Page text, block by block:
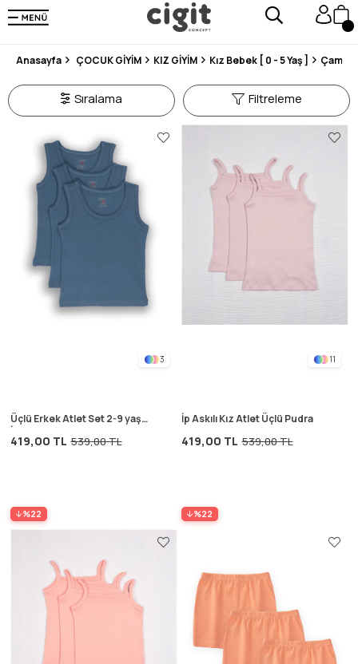
250.000'DEN FAZLA DEĞERLENDİRMEDE 5 ÜZERİNDEN 4.8 PUAN ALDI ⭐⭐⭐⭐⭐
3 MİLYONDAN FAZLA MUTLU MÜŞTERİ ❤️ 10 MİLYON ÜRÜN
Anasayfa ÇOCUK GİYİM KIZ GİYİM Kız Bebek [ 0 - 5 Yaş ]
Filtreleme
Sıralama
3
Üçlü Erkek Atlet Set 2-9 yaş
İndigo Mavi
419,00 TL 539,00 TL
%22
11
İp Askılı Kız Atlet Üçlü Pudra
419,00 TL 539,00 TL
%22